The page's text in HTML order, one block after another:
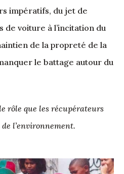
impératifs, du jet de
voiture à l’incitation du
de la propreté de la
le battage autour du
rôle que les récupérateurs
l’environnement.